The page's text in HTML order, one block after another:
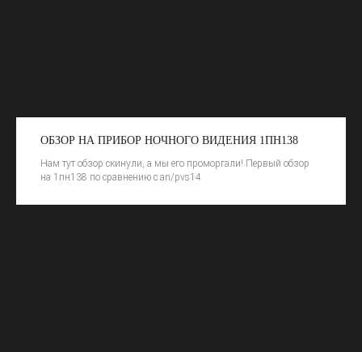
ОБЗОР НА ПРИБОР НОЧНОГО ВИДЕНИЯ 1ПН138
Нам тут обзор скинули, а мы его проморгали! Первый обзор
на 1пн138 по сравнению с an/pvs14